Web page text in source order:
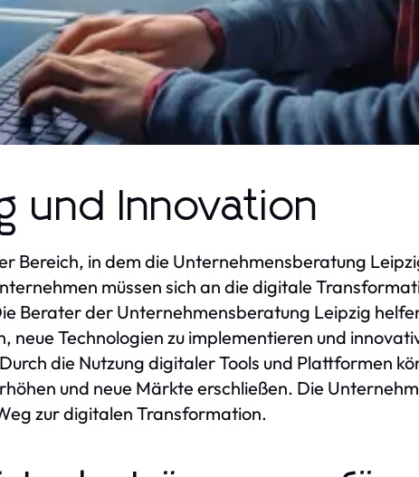
und Innovation
Bereich, in dem die Unternehmensberatung
müssen sich an die digitale
Berater der Unternehmensberatung Leipzig
neue Technologien zu implementieren und
die Nutzung digitaler Tools und Plattformen
und neue Märkte erschließen. Die
zur digitalen Transformation.